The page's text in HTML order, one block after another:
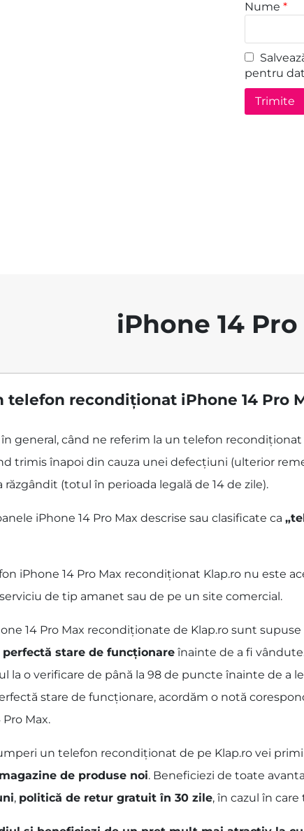
Nume *
pentru
iPhone 14
telefon recondiționat iPhone 14 Pro
general, când ne referim la un telefon
trimis înapoi din cauza unei defecțiuni (ulterior
(totul în perioada legală de 14 de zile).
iPhone 14 Pro Max descrise sau clasificate ca
iPhone 14 Pro Max recondiționat Klap.ro nu este
de tip amanet sau de pe un site comercial.
14 Pro Max recondiționate de Klap.ro sunt
perfectă stare de funcționare înainte de a fi
la o verificare de până la 98 de puncte înainte de a
stare de funcționare, acordăm o notă
Max.
un telefon recondiționat de pe Klap.ro vei
de produse noi. Beneficiezi de toate
, politică de retur gratuit în 30 zile, în cazul în care